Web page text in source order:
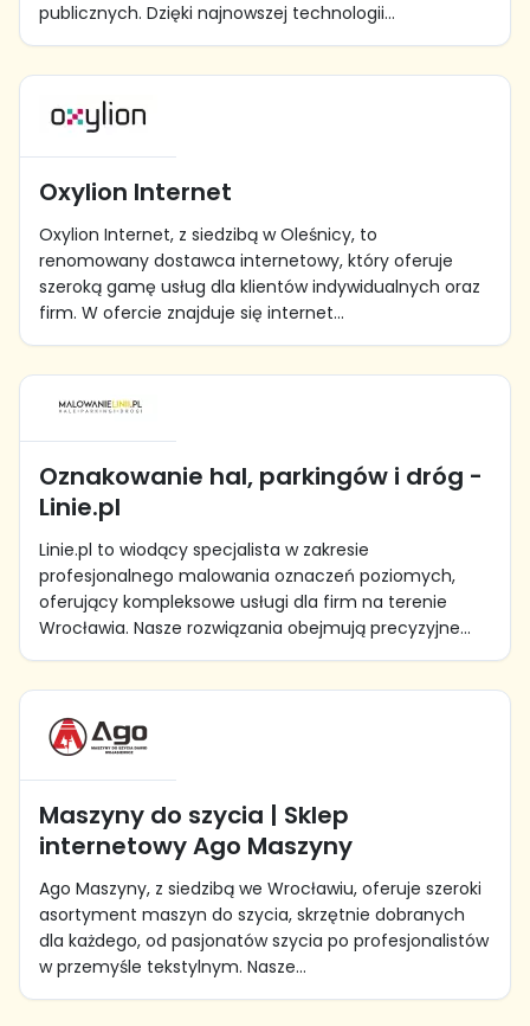
publicznych. Dzięki najnowszej technologii...
Oxylion Internet
Oxylion Internet, z siedzibą w Oleśnicy, to
renomowany dostawca internetowy, który oferuje
szeroką gamę usług dla klientów indywidualnych oraz
firm. W ofercie znajduje się internet...
Oznakowanie hal, parkingów i dróg -
Linie.pl
Linie.pl to wiodący specjalista w zakresie
profesjonalnego malowania oznaczeń poziomych,
oferujący kompleksowe usługi dla firm na terenie
Wrocławia. Nasze rozwiązania obejmują precyzyjne...
Maszyny do szycia | Sklep
internetowy Ago Maszyny
Ago Maszyny, z siedzibą we Wrocławiu, oferuje szeroki
asortyment maszyn do szycia, skrzętnie dobranych
dla każdego, od pasjonatów szycia po profesjonalistów
w przemyśle tekstylnym. Nasze...